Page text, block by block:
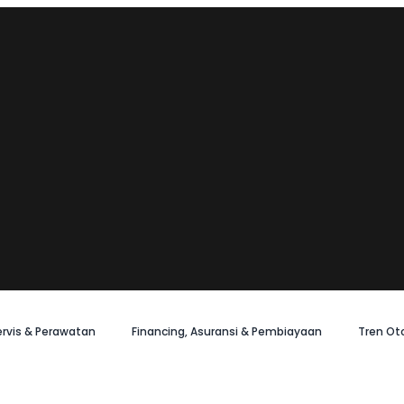
& Perawatan Financing, Asuransi & Pembiayaan Tren